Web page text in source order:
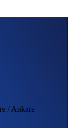
/ Ankara